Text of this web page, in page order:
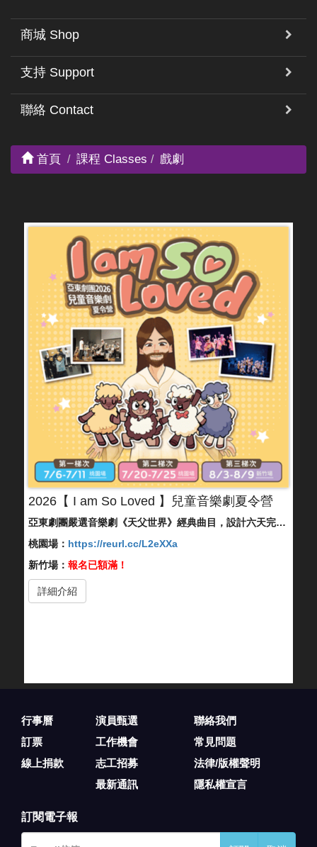
商城 Shop
支持 Support
聯絡 Contact
首頁 課程 Classes 戲劇
2026【 I am So Loved 】兒童音樂劇夏令營
亞東劇團嚴選音樂劇《天父世界》經典曲目，設計六天完整且豐富的課程與排演，不僅學習表演，更是從中學習美好的品格，並將在最後一天呈現，歡迎攜家帶眷共襄盛舉。
桃園場： https://reurl.cc/L2eXXa
新竹場： 報名已額滿！
詳細介紹
行事曆
訂票
線上捐款
演員甄選
工作機會
志工招募
最新通訊
聯絡我們
常見問題
法律/版權聲明
隱私權宣言
訂閱電子報